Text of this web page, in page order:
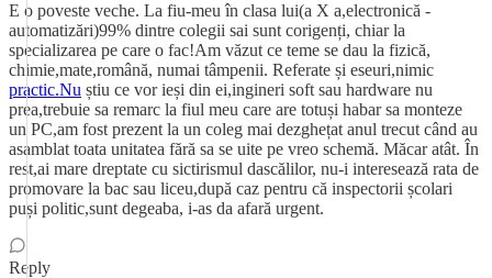
E o poveste veche. La fiu-meu în clasa lui(a X a,electronică -
automatizări)99% dintre colegii sai sunt corigenți, chiar la
specializarea pe care o fac!Am văzut ce teme se dau la fizică,
chimie,mate,română, numai tâmpenii. Referate și eseuri,nimic
practic.Nu știu ce vor ieși din ei,ingineri soft sau hardware nu
prea,trebuie sa remarc la fiul meu care are totuși habar sa monteze
un PC,am fost prezent la un coleg mai dezghețat anul trecut când au
asamblat toata unitatea fără sa se uite pe vreo schemă. Măcar atât. În
rest,ai mare dreptate cu sictirismul dascălilor, nu-i interesează rata de
promovare la bac sau liceu,după caz pentru că inspectorii școlari
puși politic,sunt degeaba, i-as da afară urgent.
Reply